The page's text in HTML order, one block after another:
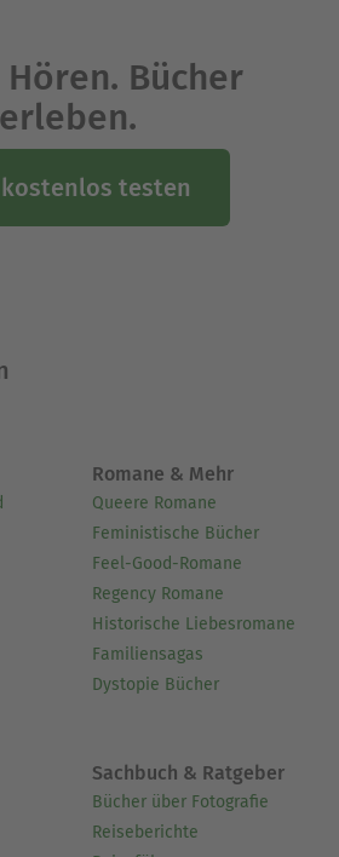
Hören. Bücher
erleben.
kostenlos testen
Romane & Mehr
Queere Romane
Feministische Bücher
Feel-Good-Romane
Regency Romane
Historische Liebesromane
Familiensagas
Dystopie Bücher
Sachbuch & Ratgeber
Bücher über Fotografie
Reiseberichte